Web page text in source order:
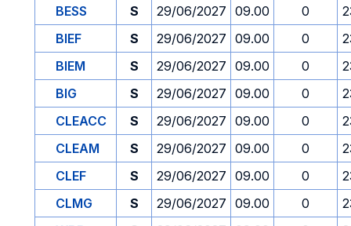
BESS
S 29/06/2027 09.00 0
BIEF
S 29/06/2027 09.00 0
BIEM
S 29/06/2027 09.00 0
BIG
S 29/06/2027 09.00 0
CLEACC
S 29/06/2027 09.00 0
CLEAM
S 29/06/2027 09.00 0
CLEF
S 29/06/2027 09.00 0
CLMG
S 29/06/2027 09.00 0